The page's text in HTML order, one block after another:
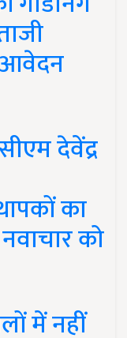
आवेदन
देवेंद्र
का
को
में नहीं